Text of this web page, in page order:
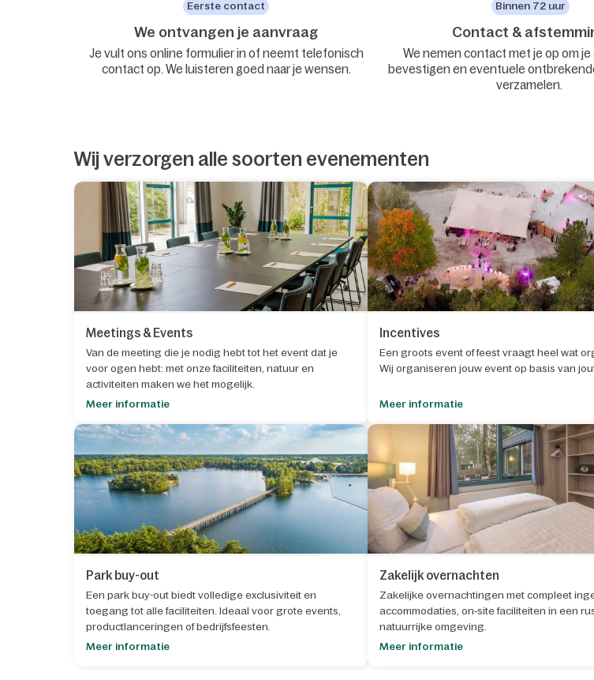
Eerste contact
We ontvangen je aanvraag
Je vult ons online formulier in of neemt telefonisch
contact op. We luisteren goed naar je wensen.
Binnen 72 uur
Contact &
We nemen contact met je op om je
bevestigen en eventuele
verzamelen.
Wij verzorgen alle soorten evenementen
Meetings & Events
Van de meeting die je nodig hebt tot het event dat je
voor ogen hebt: met onze faciliteiten, natuur en
activiteiten maken we het mogelijk.
Meer informatie
Incentives
Een groots event of feest vraagt heel wat
Wij organiseren jouw event op basis van
Meer informatie
Park buy-out
Een park buy-out biedt volledige exclusiviteit en
toegang tot alle faciliteiten. Ideaal voor grote events,
productlanceringen of bedrijfsfeesten.
Meer informatie
Zakelijk overnachten
Zakelijke overnachtingen met compleet
accommodaties, on‑site faciliteiten in een
natuurrijke omgeving.
Meer informatie